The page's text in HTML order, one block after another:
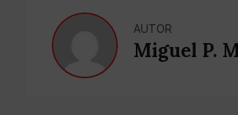
AUTOR
Miguel P.